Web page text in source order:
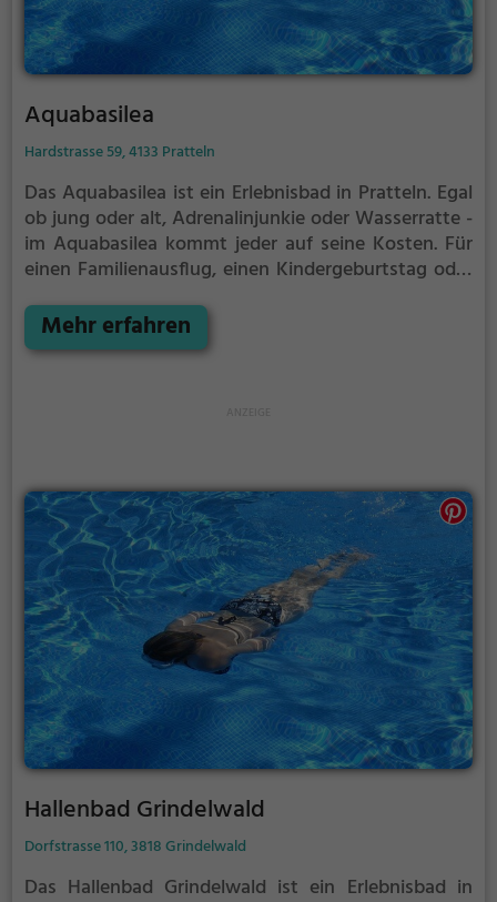
Aquabasilea
Hardstrasse 59, 4133 Pratteln
Das Aquabasilea ist ein Erlebnisbad in Pratteln. Egal
ob jung oder alt, Adrenalinjunkie oder Wasserratte -
im Aquabasilea kommt jeder auf seine Kosten. Für
einen Familienausflug, einen Kindergeburtstag oder
richtige Adresse.
Mehr erfahren
Hallenbad Grindelwald
Dorfstrasse 110, 3818 Grindelwald
Das Hallenbad Grindelwald ist ein Erlebnisbad in